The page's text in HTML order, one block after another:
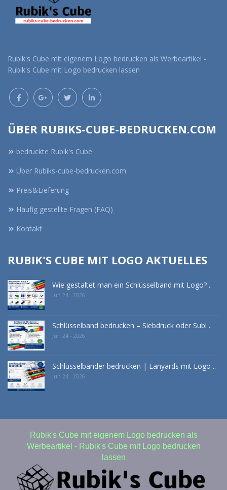
Rubik's Cube mit eigenem Logo bedrucken als Werbeartikel -
Rubik's Cube mit Logo bedrucken lassen
ÜBER RUBIKS-CUBE-BEDRUCKEN.COM
bedruckte Rubik's Cube
Über Rubiks-cube-bedrucken.com
Preis&Lieferung
Häufig gestellte Fragen (FAQ)
Kontakt
RUBIK'S CUBE MIT LOGO AKTUELLES
Wie gestaltet man ein Schlüsselband mit Logo? ..
Jun 24 - 2026
Schlüsselband bedrucken – Siebdruck oder Subl ..
Jun 24 - 2026
Schlüsselbänder bedrucken | Lanyards mit Logo ..
Jun 24 - 2026
Rubik's Cube mit eigenem Logo bedrucken als
Werbeartikel - Rubik's Cube mit Logo bedrucken
lassen